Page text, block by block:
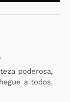
poderosa,
a todos,